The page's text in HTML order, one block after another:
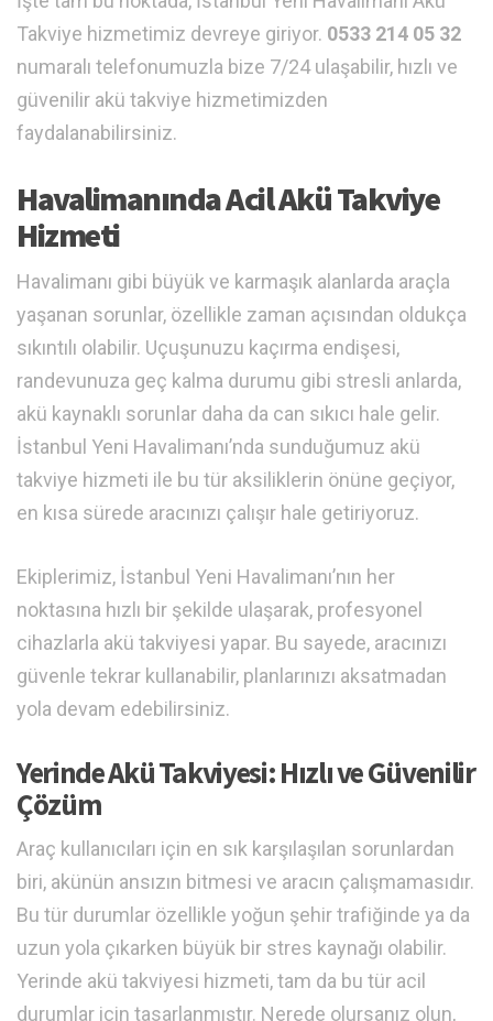
Takviye hizmetimiz devreye giriyor. 0533 214 05 32
numaralı telefonumuzla bize 7/24 ulaşabilir, hızlı ve
güvenilir akü takviye hizmetimizden
faydalanabilirsiniz.
Havalimanında Acil Akü Takviye
Hizmeti
Havalimanı gibi büyük ve karmaşık alanlarda araçla
yaşanan sorunlar, özellikle zaman açısından oldukça
sıkıntılı olabilir. Uçuşunuzu kaçırma endişesi,
randevunuza geç kalma durumu gibi stresli anlarda,
akü kaynaklı sorunlar daha da can sıkıcı hale gelir.
İstanbul Yeni Havalimanı’nda sunduğumuz akü
takviye hizmeti ile bu tür aksiliklerin önüne geçiyor,
en kısa sürede aracınızı çalışır hale getiriyoruz.
Ekiplerimiz, İstanbul Yeni Havalimanı’nın her
noktasına hızlı bir şekilde ulaşarak, profesyonel
cihazlarla akü takviyesi yapar. Bu sayede, aracınızı
güvenle tekrar kullanabilir, planlarınızı aksatmadan
yola devam edebilirsiniz.
Yerinde Akü Takviyesi: Hızlı ve Güvenilir
Çözüm
Araç kullanıcıları için en sık karşılaşılan sorunlardan
biri, akünün ansızın bitmesi ve aracın çalışmamasıdır.
Bu tür durumlar özellikle yoğun şehir trafiğinde ya da
uzun yola çıkarken büyük bir stres kaynağı olabilir.
Yerinde akü takviyesi hizmeti, tam da bu tür acil
durumlar için tasarlanmıştır. Nerede olursanız olun,